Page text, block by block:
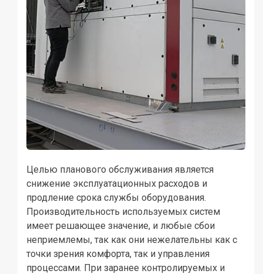
Целью планового обслуживания является
снижение эксплуатационных расходов и
продление срока службы оборудования.
Производительность используемых систем
имеет решающее значение, и любые сбои
неприемлемы, так как они нежелательны как с
точки зрения комфорта, так и управления
процессами. При заранее контролируемых и